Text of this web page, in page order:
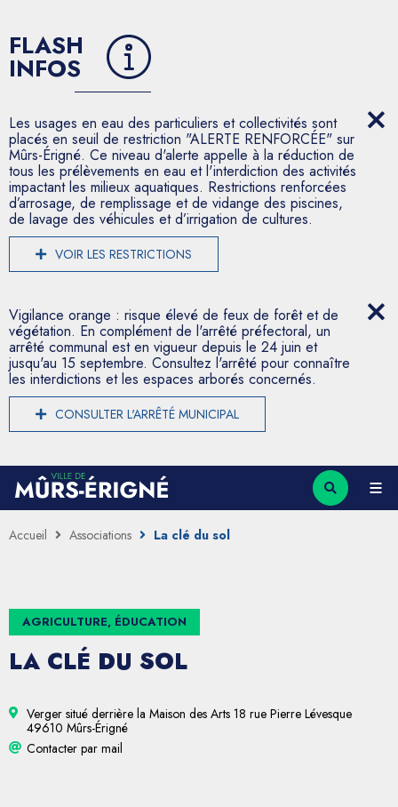
FLASH
INFOS
Les usages en eau des particuliers et collectivités sont
placés en seuil de restriction "ALERTE RENFORCÉE" sur
Mûrs-Érigné. Ce niveau d'alerte appelle à la réduction de
tous les prélèvements en eau et l'interdiction des activités
impactant les milieux aquatiques. Restrictions renforcées
d’arrosage, de remplissage et de vidange des piscines,
de lavage des véhicules et d’irrigation de cultures.
VOIR LES RESTRICTIONS
Vigilance orange : risque élevé de feux de forêt et de
végétation. En complément de l'arrêté préfectoral, un
arrêté communal est en vigueur depuis le 24 juin et
jusqu'au 15 septembre. Consultez l'arrêté pour connaître
les interdictions et les espaces arborés concernés.
CONSULTER L'ARRÊTÉ MUNICIPAL
Accueil Associations La clé du sol
AGRICULTURE, ÉDUCATION
LA CLÉ DU SOL
Verger situé derrière la Maison des Arts 18 rue Pierre Lévesque
49610 Mûrs-Érigné
Contacter par mail